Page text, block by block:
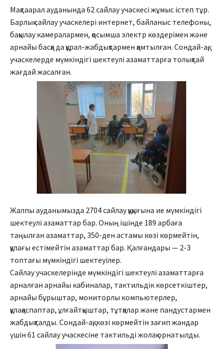
Мақтаарал ауданында 62 сайлау учаскесі жұмыс істеп тұр.
Барлық сайлау учаскелері интернет, байланыс телефоны,
бақылау камералармен, қосымша электр көздерімен және
арнайы басқа да құрал-жабдықтармен қамтылған. Сондай-ақ,
учаскелерде мүмкіндігі шектеулі азаматтарға толықтай
жағдай жасалған.
Жалпы ауданымызда 2704 сайлау құқығына ие мүмкіндігі
шектеулі азаматтар бар. Оның ішінде 189 арбаға
таңылған азаматтар, 350-ден астамы көзі көрмейтін,
құлағы естімейтін азаматтар бар. Қалғандары — 2-3
топтағы мүмкіндігі шектеуілер.
Сайлау учаскелерінде мүмкіндігі шектеулі азаматтарға
арналған арнайы кабиналар, тактильдік көрсеткіштер,
арнайы бұрыштар, мониторлы компьютерлер,
құлақаспаптар, ұлғайтқыштар, тұтқалар және пандустармен
жабдықталды. Сондай-ақ, көзі көрмейтін зағип жандар
үшін 61 сайлау учаскесіне тактильді жолақ орнатылды.